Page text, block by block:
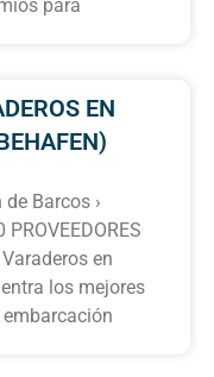
para
EN
Barcos ›
en
los mejores